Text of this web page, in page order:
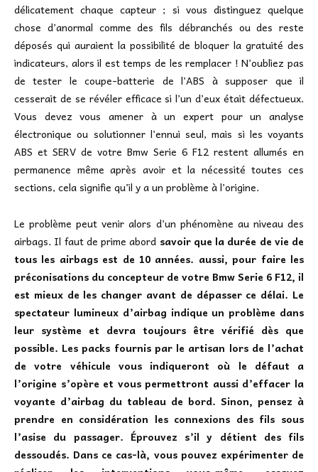
délicatement chaque capteur ; si vous distinguez quelque
chose d’anormal comme des fils débranchés ou des reste
déposés qui auraient la possibilité de bloquer la gratuité des
indicateurs, alors il est temps de les remplacer ! N’oubliez pas
de tester le coupe-batterie de l’ABS à supposer que il
cesserait de se révéler efficace si l’un d’eux était défectueux.
Vous devez vous amener à un expert pour un analyse
électronique ou solutionner l’ennui seul, mais si les voyants
ABS et SERV de votre Bmw Serie 6 F12 restent allumés en
permanence même après avoir et la nécessité toutes ces
sections, cela signifie qu’il y a un problème à l’origine.
Le problème peut venir alors d’un phénomène au niveau des
airbags. Il faut de prime abord savoir que la durée de vie de
tous les airbags est de 10 années. aussi, pour faire les
préconisations du concepteur de votre Bmw Serie 6 F12, il
est mieux de les changer avant de dépasser ce délai. Le
spectateur lumineux d’airbag indique un problème dans
leur système et devra toujours être vérifié dès que
possible. Les packs fournis par le artisan lors de l’achat
de votre véhicule vous indiqueront où le défaut a
l’origine s’opère et vous permettront aussi d’effacer la
voyante d’airbag du tableau de bord. Sinon, pensez à
prendre en considération les connexions des fils sous
l’asise du passager. Éprouvez s’il y détient des fils
dessoudés. Dans ce cas-là, vous pouvez expérimenter de